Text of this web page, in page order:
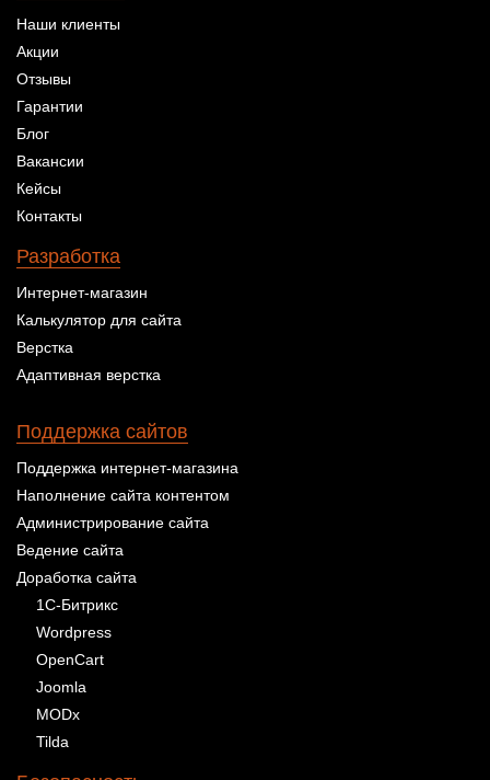
Наши клиенты
Акции
Отзывы
Гарантии
Блог
Вакансии
Кейсы
Контакты
Разработка
Интернет-магазин
Калькулятор для сайта
Верстка
Адаптивная верстка
Поддержка сайтов
Поддержка интернет-магазина
Наполнение сайта контентом
Администрирование сайта
Ведение сайта
Доработка сайта
1С-Битрикс
Wordpress
OpenCart
Joomla
MODx
Tilda